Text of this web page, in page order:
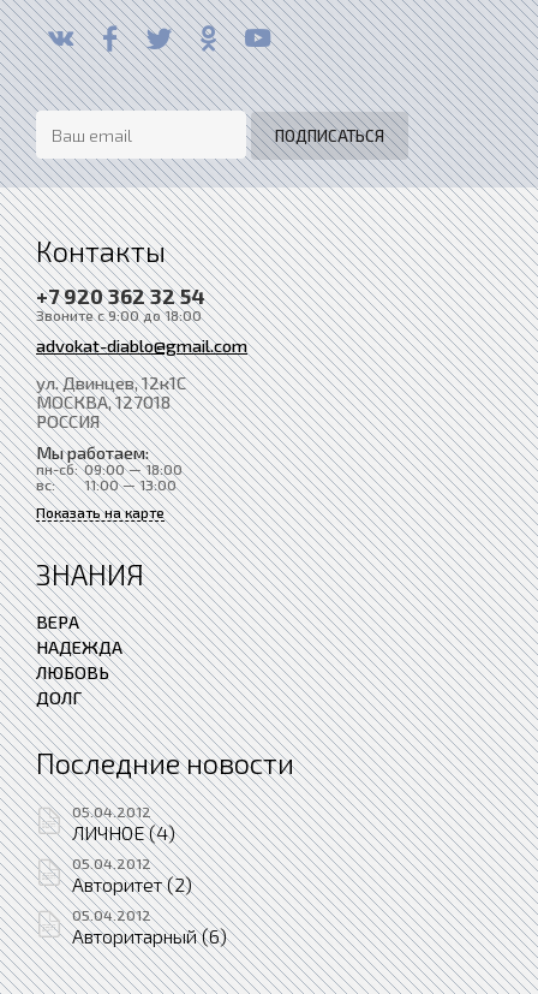
Контакты
+7 920 362 32 54
Звоните с 9:00 до 18:00
advokat-diablo@gmail.com
ул. Двинцев, 12к1С
МОСКВА, 127018
РОССИЯ
Мы работаем:
пн-сб: 09:00 — 18:00
вс:
11:00 — 13:00
Показать на карте
ЗНАНИЯ
ВЕРА
НАДЕЖДА
ЛЮБОВЬ
ДОЛГ
Последние новости
05.04.2012
ЛИЧНОЕ (4)
05.04.2012
Авторитет (2)
05.04.2012
Авторитарный (6)